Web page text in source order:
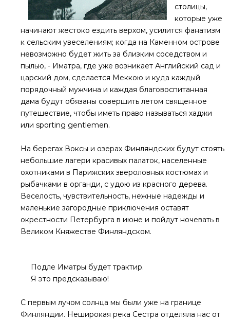
столицы,
которые уже
начинают жестоко ездить верхом, усилится фанатизм
к сельским увеселениям; когда на Каменном острове
невозможно будет жить за близким соседством и
пылью, - Иматра, где уже возникает Английский сад и
царский дом, сделается Меккою и куда каждый
порядочный мужчина и каждая благовоспитанная
дама будут обязаны совершить летом священное
путешествие, чтобы иметь право называться хаджи
или sporting gentlemen.
На берегах Воксы и озерах Финляндских будут стоять
небольшие лагери красивых палаток, населенные
охотниками в Парижских звероловных костюмах и
рыбачками в органди, с удою из красного дерева.
Веселость, чувствительность, нежные надежды и
маленькие загородные приключения оставят
окрестности Петербурга в июне и пойдут ночевать в
Великом Княжестве Финляндском.
Подле Иматры будет трактир.
Я это предсказываю!
С первым лучом солнца мы были уже на границе
Финляндии. Неширокая река Сестра отделяла нас от